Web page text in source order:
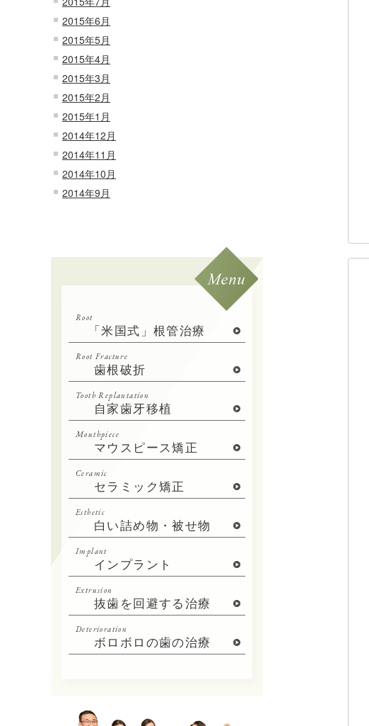
2015年6月
2015年5月
2015年4月
2015年3月
2015年2月
2015年1月
2014年12月
2014年11月
2014年10月
2014年9月
Root
「米国式」根管治療
Root Fracture
歯根破折
Tooth Replantation
自家歯牙移植
Mouthpiece
マウスピース矯正
Ceramic
セラミック矯正
Esthetic
白い詰め物・被せ物
Implant
インプラント
Extrusion
抜歯を回避する治療
Deterioration
ボロボロの歯の治療